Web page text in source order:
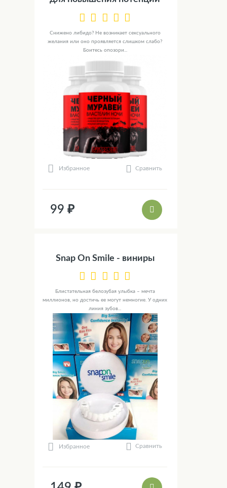
Снижено либидо? Не возникает сексуального
желания или оно проявляется слишком слабо?
Боитесь опозори...
Избранное Сравнить
99 ₽
Snap On Smile - виниры
Блистательная белозубая улыбка – мечта
миллионов, но достичь ее могут немногие. У одних
линия зубов...
Избранное Сравнить